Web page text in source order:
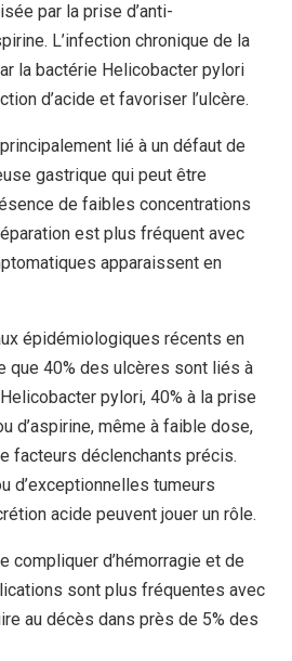
par la prise d’anti-
L’infection chronique de la
la bactérie Helicobacter pylori
d’acide et favoriser l’ulcère.
lié à un défaut de
gastrique qui peut être
de faibles concentrations
est plus fréquent avec
apparaissent en
épidémiologiques récents en
que 40% des ulcères sont liés à
pylori, 40% à la prise
d’aspirine, même à faible dose,
facteurs déclenchants précis.
d’exceptionnelles tumeurs
acide peuvent jouer un rôle.
compliquer d’hémorragie et de
sont plus fréquentes avec
au décès dans près de 5% des